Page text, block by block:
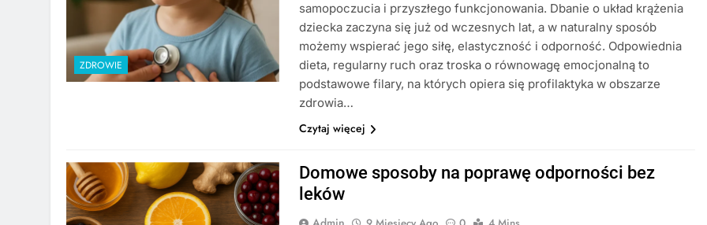
ZDROWIE
samopoczucia i przyszłego funkcjonowania. Dbanie o układ krążenia
dziecka zaczyna się już od wczesnych lat, a w naturalny sposób
możemy wspierać jego siłę, elastyczność i odporność. Odpowiednia
dieta, regularny ruch oraz troska o równowagę emocjonalną to
podstawowe filary, na których opiera się profilaktyka w obszarze
zdrowia…
Czytaj więcej
Domowe sposoby na poprawę odporności bez
leków